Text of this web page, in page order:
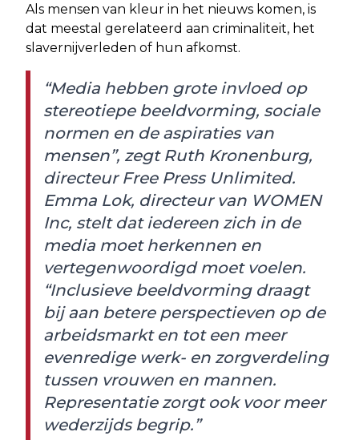
Als mensen van kleur in het nieuws komen, is
dat meestal gerelateerd aan criminaliteit, het
slavernijverleden of hun afkomst.
“Media hebben grote invloed op
stereotiepe beeldvorming, sociale
normen en de aspiraties van
mensen”, zegt Ruth Kronenburg,
directeur Free Press Unlimited.
Emma Lok, directeur van WOMEN
Inc, stelt dat iedereen zich in de
media moet herkennen en
vertegenwoordigd moet voelen.
“Inclusieve beeldvorming draagt
bij aan betere perspectieven op de
arbeidsmarkt en tot een meer
evenredige werk- en zorgverdeling
tussen vrouwen en mannen.
Representatie zorgt ook voor meer
wederzijds begrip.”